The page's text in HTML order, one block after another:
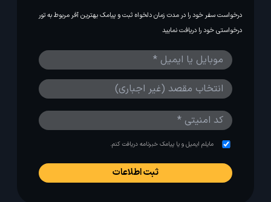
درخواست سفر خود را در مدت زمان دلخواه ثبت و پیامک بهترین آفر مربوط به تور
درخواستی خود را دریافت نمایید
مایلم ایمیل و یا پیامک خبرنامه دریافت کنم.